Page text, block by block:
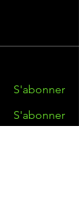
S'abonner
S'abonner